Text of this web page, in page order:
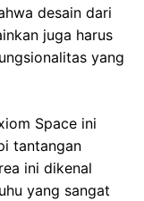
desain dari
juga harus
yang
Space ini
tantangan
ini dikenal
yang sangat